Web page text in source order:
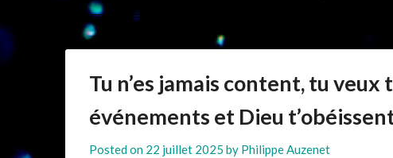
Tu n’es jamais content, tu veux
événements et Dieu
Posted on 22 juillet 2025 by Philippe Auzenet